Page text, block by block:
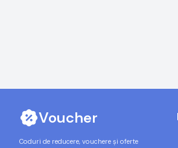
Voucher
Coduri de reducere, vouchere și oferte